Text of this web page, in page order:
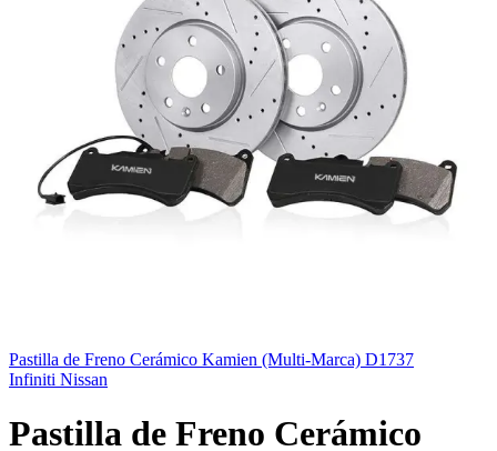
Pastilla de Freno Cerámico Kamien (Multi-Marca) D1737
Infiniti Nissan
Pastilla de Freno Cerámico